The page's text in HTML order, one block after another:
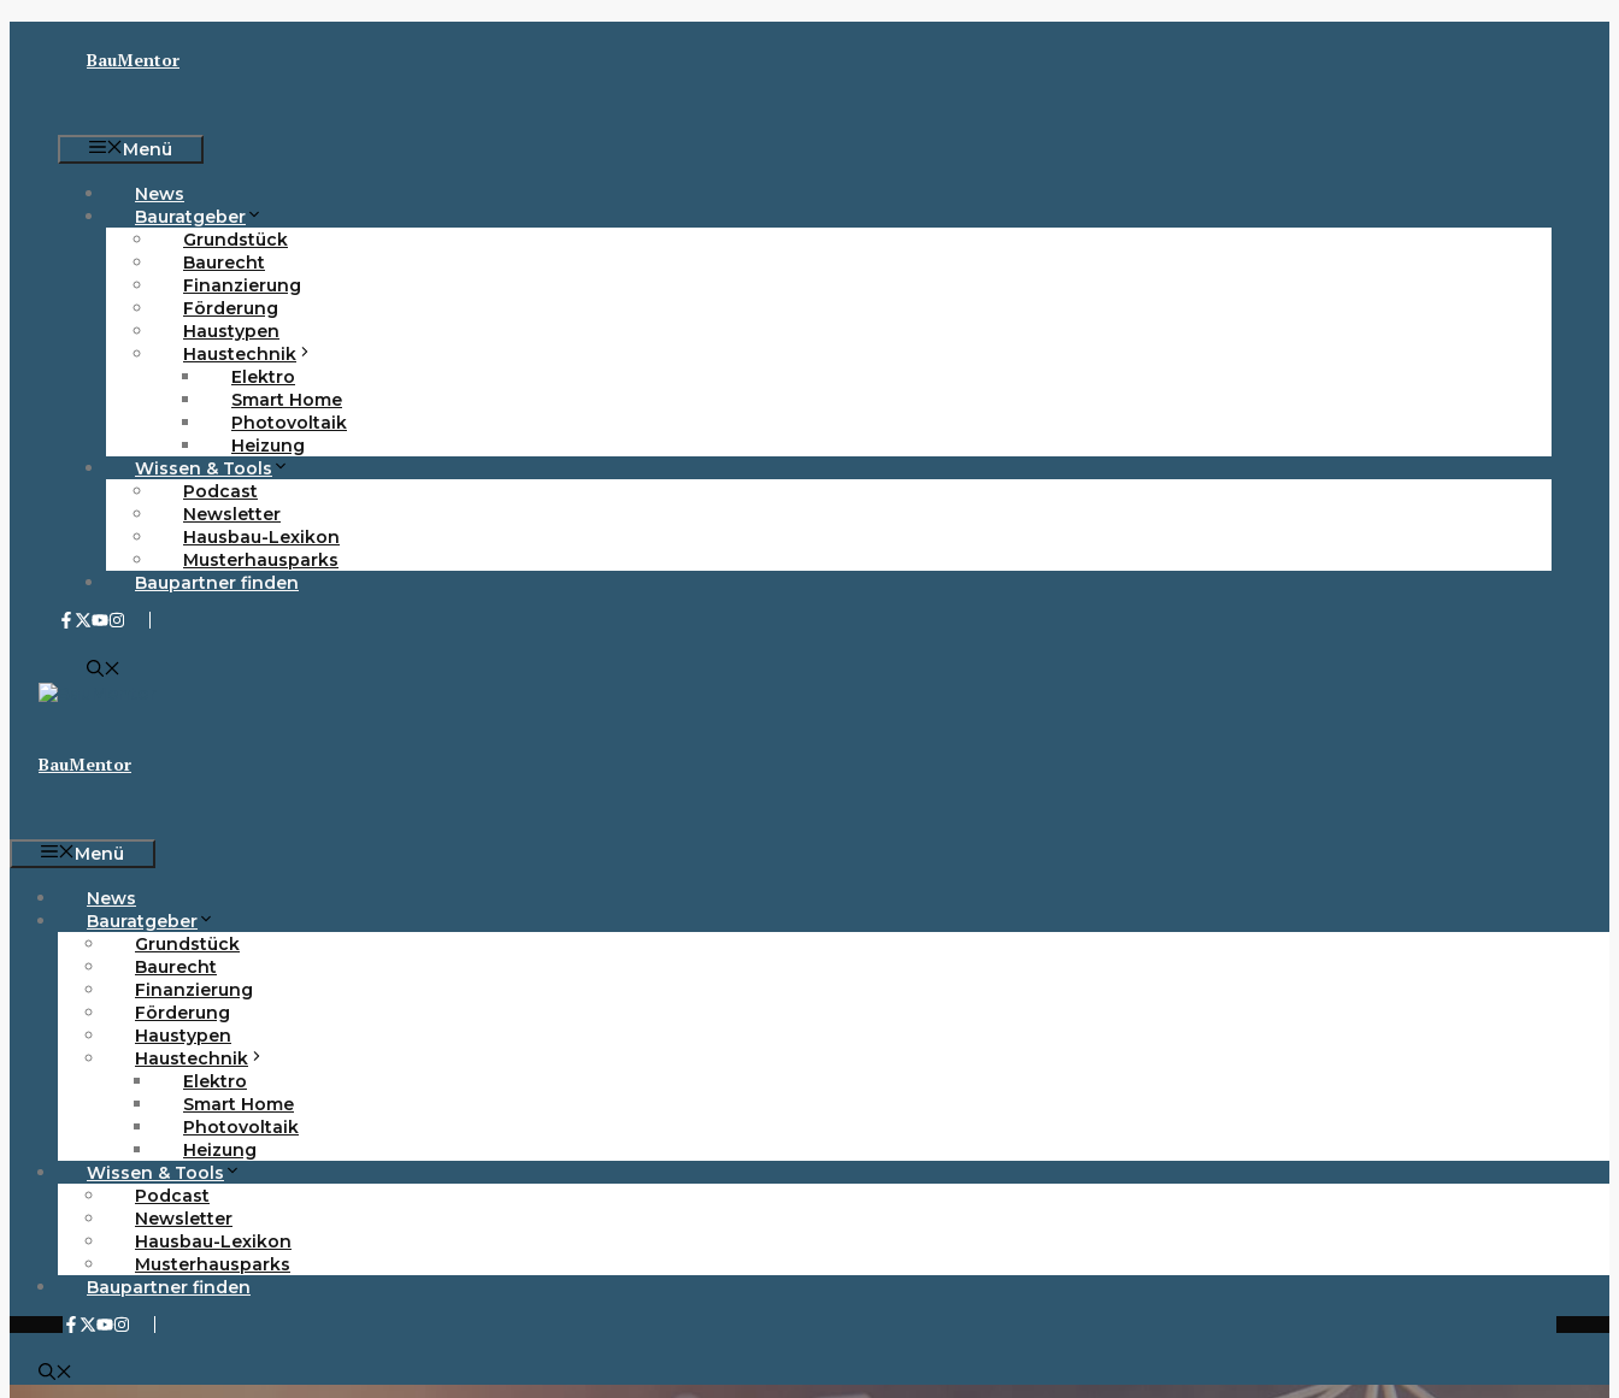
BauMentor
Menü
News
Bauratgeber
Grundstück
Baurecht
Finanzierung
Förderung
Haustypen
Haustechnik
Elektro
Smart Home
Photovoltaik
Heizung
Wissen & Tools
Podcast
Newsletter
Hausbau-Lexikon
Musterhausparks
Baupartner finden
BauMentor
Menü
News
Bauratgeber
Grundstück
Baurecht
Finanzierung
Förderung
Haustypen
Haustechnik
Elektro
Smart Home
Photovoltaik
Heizung
Wissen & Tools
Podcast
Newsletter
Hausbau-Lexikon
Musterhausparks
Baupartner finden